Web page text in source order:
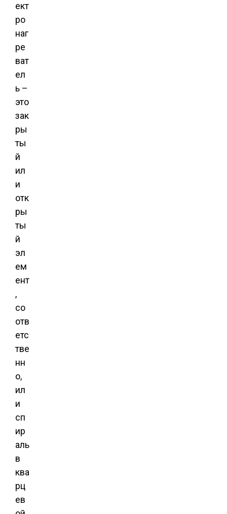
ект
ро
наг
ре
ват
ел
ь –
это
зак
ры
ты
й
ил
и
отк
ры
ты
й
эл
ем
ент
,
со
отв
етс
тве
нн
о,
ил
и
сп
ир
аль
в
ква
рц
ев